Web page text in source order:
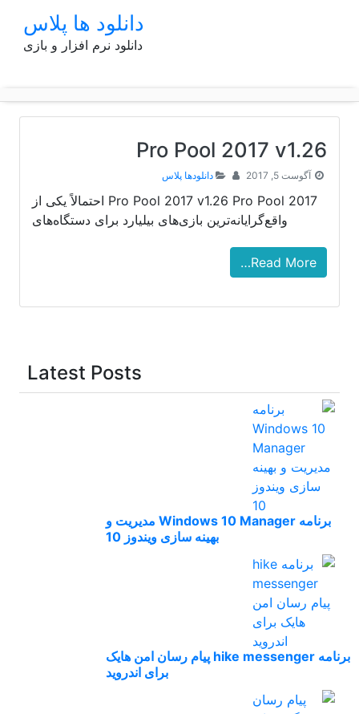
دانلود ها پلاس
دانلود نرم افزار و بازی
Pro Pool 2017 v1.26
آگوست 5, 2017 دانلودها پلاس
Pro Pool 2017 v1.26 Pro Pool 2017 احتمالاً یکی از
واقع‌گرایانه‌ترین بازی‌های بیلیارد برای دستگاه‌های
Read More…
Latest Posts
برنامه Windows 10 Manager مدیریت و
بهینه سازی ویندوز 10
برنامه hike messenger پیام‌ رسان‌ امن هایک
برای اندروید